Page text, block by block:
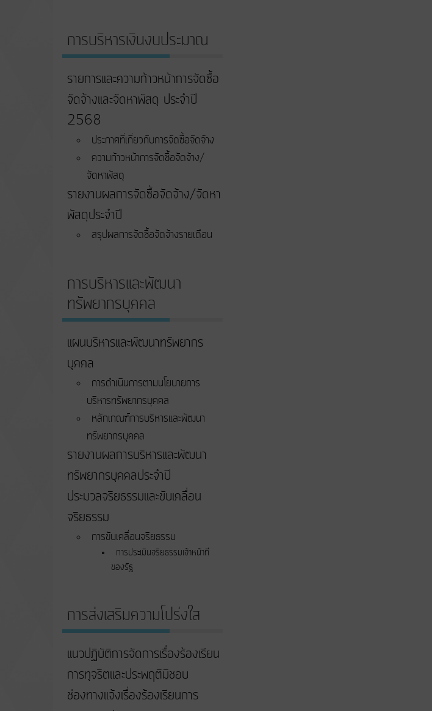
การบริหารเงินงบประมาณ
รายการและความก้าวหน้าการจัดซื้อ
จัดจ้างและจัดหาพัสดุ ประจำปี
2568
ประกาศที่เกี่ยวกับการจัดซื้อจัดจ้าง
ความก้าวหน้าการจัดซื้อจัดจ้าง/
จัดหาพัสดุ
รายงานผลการจัดซื้อจัดจ้าง/จัดหา
พัสดุประจำปี
สรุปผลการจัดซื้อจัดจ้างรายเดือน
การบริหารและพัฒนา
ทรัพยากรบุคคล
แผนบริหารและพัฒนาทรัพยากร
บุคคล
การดำเนินการตามนโยบายการ
บริหารทรัพยากรบุคคล
หลักเกณฑ์การบริหารและพัฒนา
ทรัพยากรบุคคล
รายงานผลการบริหารและพัฒนา
ทรัพยากรบุคคลประจำปี
ประมวลจริยธรรมและขับเคลื่อน
จริยธรรม
การขับเคลื่อนจริยธรรม
การประเมินจริยธรรมเจ้าหน้าที่
ของรัฐ
การส่งเสริมความโปร่งใส
แนวปฏิบัติการจัดการเรื่องร้องเรียน
การทุจริตและประพฤติมิชอบ
ช่องทางแจ้งเรื่องร้องเรียนการ